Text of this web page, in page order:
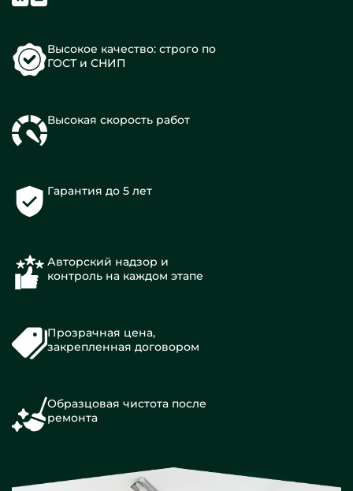
Высокое качество: строго по
ГОСТ и СНИП
Высокая скорость работ
Гарантия до 5 лет
Авторский надзор и
контроль на каждом этапе
Прозрачная цена,
закрепленная договором
Образцовая чистота после
ремонта